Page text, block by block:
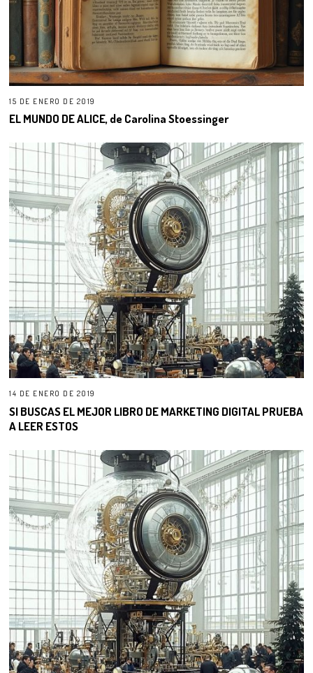
15 DE ENERO DE 2019
EL MUNDO DE ALICE, de Carolina Stoessinger
14 DE ENERO DE 2019
SI BUSCAS EL MEJOR LIBRO DE MARKETING DIGITAL PRUEBA
A LEER ESTOS